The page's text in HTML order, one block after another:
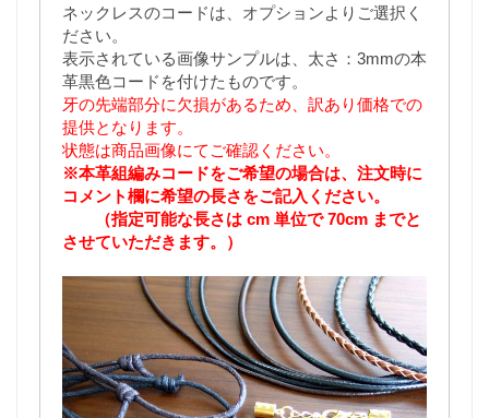
ネックレスのコードは、オプションよりご選択く
ださい。
表示されている画像サンプルは、太さ：3mmの本
革黒色コードを付けたものです。
牙の先端部分に欠損があるため、訳あり価格での
提供となります。
状態は商品画像にてご確認ください。
※本革組編みコードをご希望の場合は、注文時に
コメント欄に希望の長さをご記入ください。
（指定可能な長さは cm 単位で 70cm までと
させていただきます。）